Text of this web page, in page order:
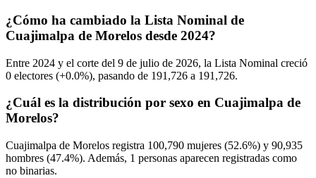
¿Cómo ha cambiado la Lista Nominal de
Cuajimalpa de Morelos desde 2024?
Entre 2024 y el corte del 9 de julio de 2026, la Lista Nominal creció
0 electores (+0.0%), pasando de 191,726 a 191,726.
¿Cuál es la distribución por sexo en Cuajimalpa de
Morelos?
Cuajimalpa de Morelos registra 100,790 mujeres (52.6%) y 90,935
hombres (47.4%). Además, 1 personas aparecen registradas como
no binarias.